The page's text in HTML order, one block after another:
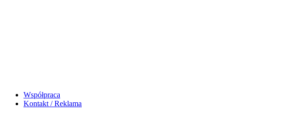
Współpraca
Kontakt / Reklama